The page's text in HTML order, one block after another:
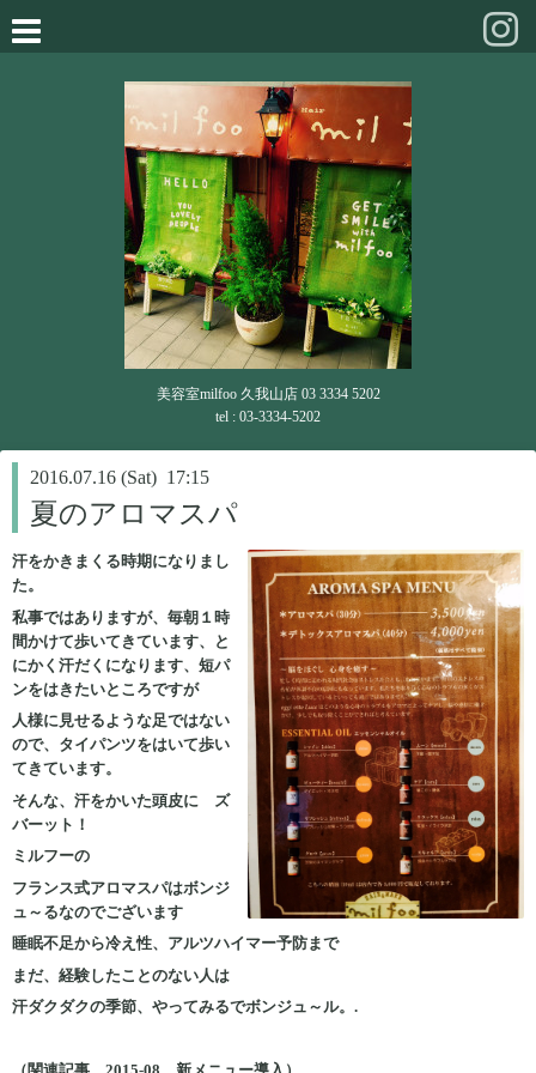
美容室milfoo 久我山店 03 3334 5202
tel : 03-3334-5202
2016.07.16 (Sat) 17:15
夏のアロマスパ
汗をかきまくる時期になりまし
た。
私事ではありますが、毎朝１時
間かけて歩いてきています、と
にかく汗だくになります、短パ
ンをはきたいところですが
人様に見せるような足ではない
ので、タイパンツをはいて歩い
てきています。
そんな、汗をかいた頭皮に ズ
バーット！
ミルフーの
フランス式アロマスパはボンジ
ュ～るなのでございます
睡眠不足から冷え性、アルツハイマー予防まで
まだ、経験したことのない人は
汗ダクダクの季節、やってみるでボンジュ～ル。.